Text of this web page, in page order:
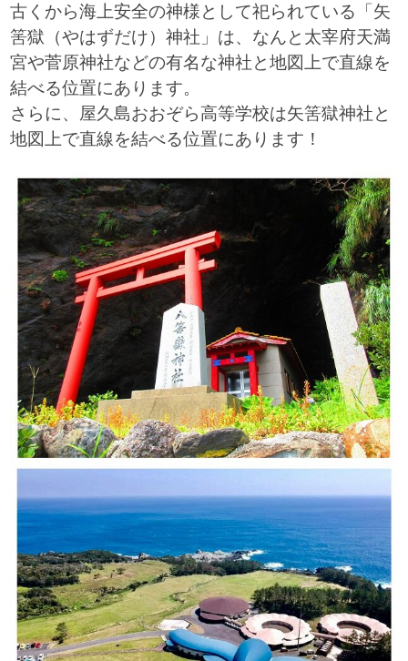
古くから海上安全の神様として祀られている「矢
筈獄（やはずだけ）神社」は、なんと太宰府天満
宮や菅原神社などの有名な神社と地図上で直線を
結べる位置にあります。
さらに、屋久島おおぞら高等学校は矢筈獄神社と
地図上で直線を結べる位置にあります！